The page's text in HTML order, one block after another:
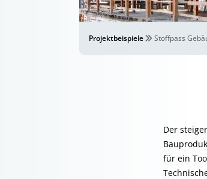
Projektbeispiele Stoffpass
Der
für ein